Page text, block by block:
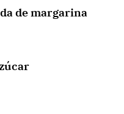
de margarina